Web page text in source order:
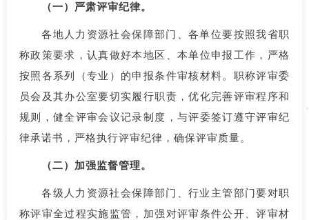
（一）严肃评审纪律。
各地人力资源社会保障部门、各单位要按照我省职
称政策要求，认真做好本地区、本单位申报工作，严格
按照各系列（专业）的申报条件审核材料。职称评审委
员会及其办公室要切实履行职责，优化完善评审程序和
规则，健全评审会议记录制度，与评委签订遵守评审纪
律承诺书，严格执行评审纪律，确保评审质量。
（二）加强监督管理。
各级人力资源社会保障部门、行业主管部门要对职
称评审全过程实施监管，加强对评审条件公开、评审材